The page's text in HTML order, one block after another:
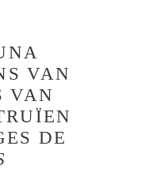
VAN
VAN
DE